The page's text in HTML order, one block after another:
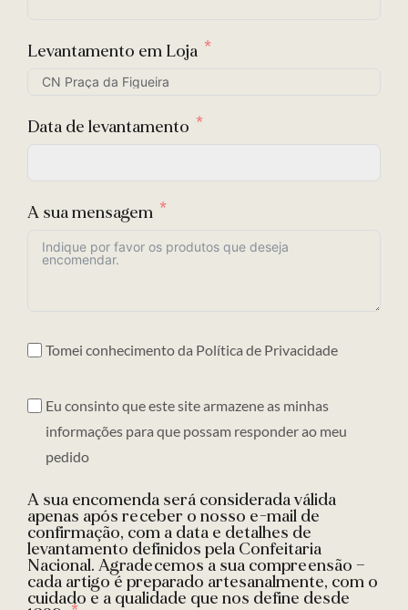
Levantamento em Loja
Data de levantamento
A sua mensagem
Tomei conhecimento da Política de Privacidade
Eu consinto que este site armazene as minhas
informações para que possam responder ao meu
pedido
A sua encomenda será considerada válida
apenas após receber o nosso e-mail de
confirmação, com a data e detalhes de
levantamento definidos pela Confeitaria
Nacional. Agradecemos a sua compreensão —
cada artigo é preparado artesanalmente, com o
cuidado e a qualidade que nos define desde